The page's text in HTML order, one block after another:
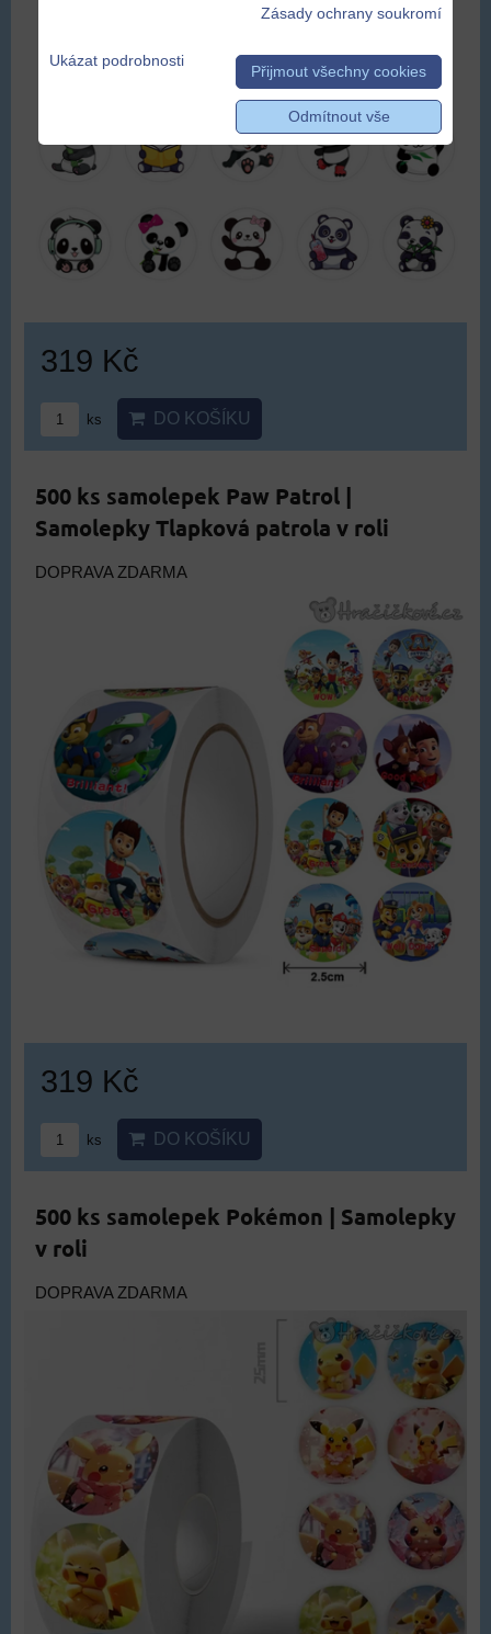
319 Kč
ks DO KOŠÍKU
500 ks samolepek Paw Patrol |
Samolepky Tlapková patrola v roli
DOPRAVA ZDARMA
319 Kč
ks DO KOŠÍKU
500 ks samolepek Pokémon | Samolepky
v roli
DOPRAVA ZDARMA
Zásady ochrany soukromí
Ukázat podrobnosti
Přijmout všechny cookies
Odmítnout vše